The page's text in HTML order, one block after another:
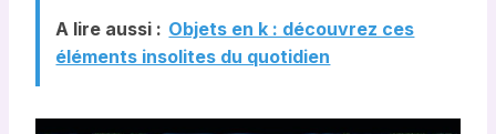
A lire aussi : Objets en k : découvrez ces
éléments insolites du quotidien